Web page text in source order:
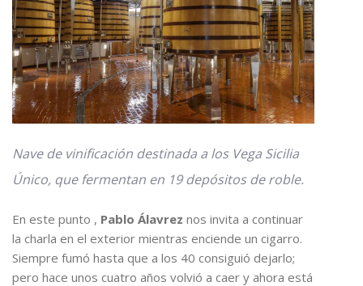
Nave de vinificación destinada a los Vega Sicilia
Único, que fermentan en 19 depósitos de roble.
En este punto , Pablo Álavrez nos invita a continuar
la charla en el exterior mientras enciende un cigarro.
Siempre fumó hasta que a los 40 consiguió dejarlo;
pero hace unos cuatro años volvió a caer y ahora está